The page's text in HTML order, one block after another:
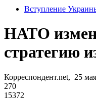
Вступление
НАТО
стратегию
Корреспондент.net, 25
270
15372